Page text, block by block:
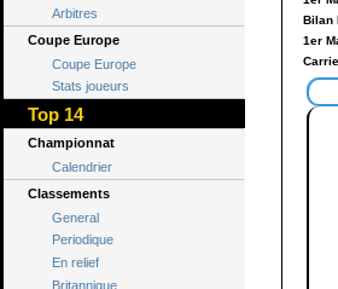
Arbitres
Coupe Europe
Coupe Europe
Stats joueurs
Top 14
Championnat
Calendrier
Classements
General
Periodique
En relief
Britannique
Bilan
1er